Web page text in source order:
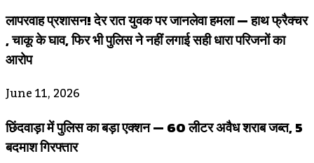
लापरवाह प्रशासन! देर रात युवक पर जानलेवा हमला — हाथ फ्रैक्चर
, चाकू के घाव, फिर भी पुलिस ने नहीं लगाई सही धारा परिजनों का
आरोप
June 11, 2026
छिंदवाड़ा में पुलिस का बड़ा एक्शन — 60 लीटर अवैध शराब जब्त, 5
बदमाश गिरफ्तार